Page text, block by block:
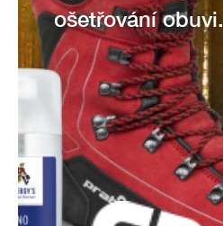
ošetřování obuvi.